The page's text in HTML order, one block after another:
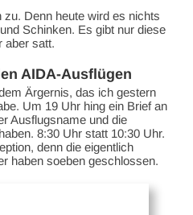
Denn heute wird es nichts
Schinken. Es gibt nur diese
aber satt.
AIDA-Ausflügen
Ärgernis, das ich gestern
Um 19 Uhr hing ein Brief an
Ausflugsname und die
8:30 Uhr statt 10:30 Uhr.
denn die eigentlich
haben soeben geschlossen.